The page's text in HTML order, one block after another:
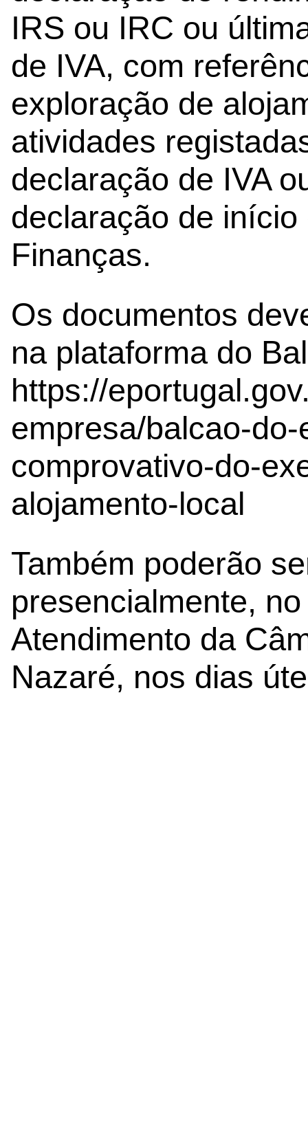
IRS ou IRC ou
de IVA, com
exploração de
atividades
declaração de IVA
declaração de
Finanças.
Os documentos
na plataforma do
https://
empresa/balcao-
comprovativo-do-
alojamento-local
Também poderão
presencialmente,
Atendimento da
Nazaré, nos dias